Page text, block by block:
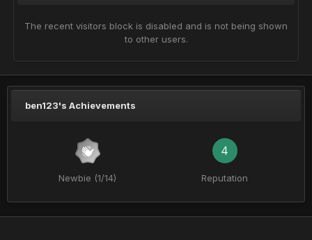
The recent visitors block is disabled and is not being shown
to other users.
ben123's Achievements
Newbie (1/14)
4
Reputation